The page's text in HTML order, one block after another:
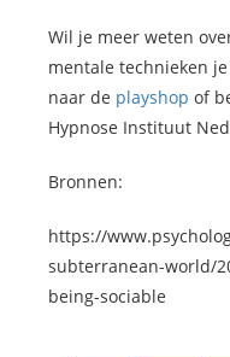
Wil je meer weten
mentale technieken
naar de playshop of
Hypnose Instituut
Bronnen:
https://
subterranean-world/
being-sociable